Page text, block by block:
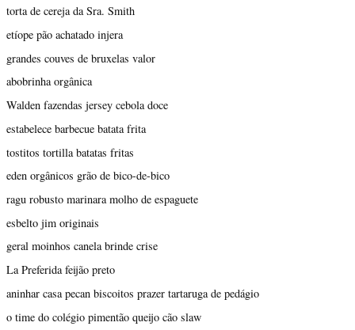
torta de cereja da Sra. Smith
etíope pão achatado injera
grandes couves de bruxelas valor
abobrinha orgânica
Walden fazendas jersey cebola doce
estabelece barbecue batata frita
tostitos tortilla batatas fritas
eden orgânicos grão de bico-de-bico
ragu robusto marinara molho de espaguete
esbelto jim originais
geral moinhos canela brinde crise
La Preferida feijão preto
aninhar casa pecan biscoitos prazer tartaruga de pedágio
o time do colégio pimentão queijo cão slaw